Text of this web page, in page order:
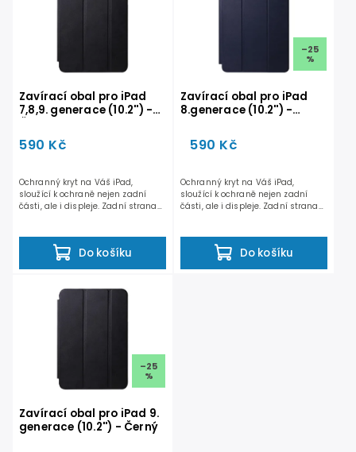
Zavírací obal pro iPad
7,8,9. generace (10.2'') -
590 Kč
Do košíku
Ochranný kryt na Váš iPad,
sloužící k ochraně nejen zadní
části, ale i displeje. Zadní strana
–25
%
Zavírací obal pro iPad
8.generace (10.2'') -
590 Kč
Do košíku
Ochranný kryt na Váš iPad,
sloužící k ochraně nejen zadní
části, ale i displeje. Zadní strana
–25
%
Zavírací obal pro iPad 9.
generace (10.2'') - Černý